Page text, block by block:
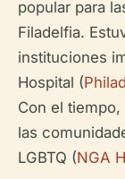
popular para
Filadelfia.
instituciones
Hospital (
Con el
las
LGBTQ (NGA